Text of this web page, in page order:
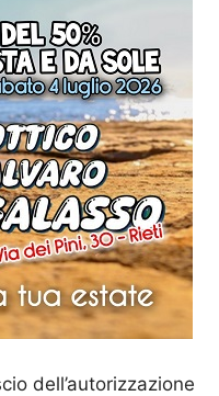
dell’autorizzazione